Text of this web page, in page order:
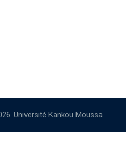
Université Kankou Moussa